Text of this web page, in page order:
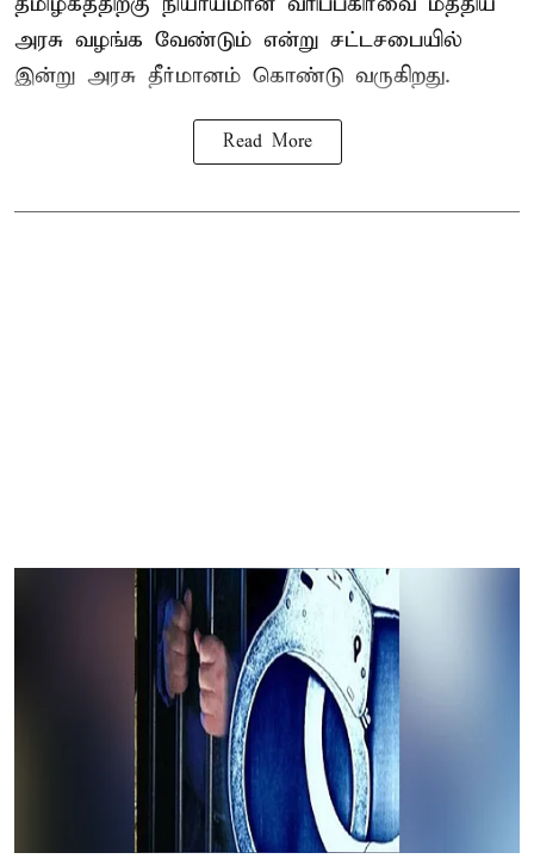
அரசு வழங்க வேண்டும் என்று சட்டசபையில்
இன்று அரசு தீர்மானம் கொண்டு வருகிறது.
Read More